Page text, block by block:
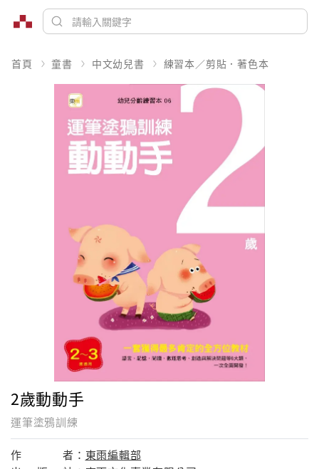
首頁 童書 中文幼兒書 練習本／剪貼．著色本
2歲動動手
運筆塗鴉訓練
作 者： 東雨編輯部